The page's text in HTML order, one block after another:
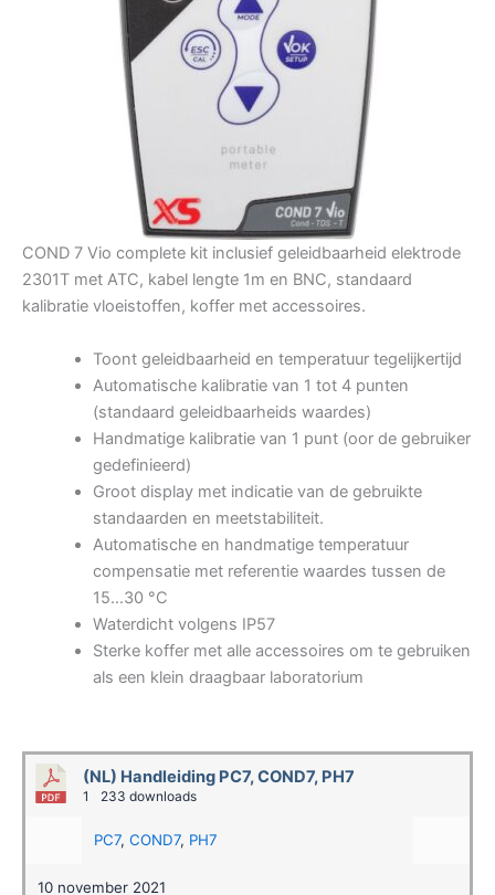
COND 7 Vio complete kit inclusief geleidbaarheid elektrode
2301T met ATC, kabel lengte 1m en BNC, standaard
kalibratie vloeistoffen, koffer met accessoires.
Toont geleidbaarheid en temperatuur tegelijkertijd
Automatische kalibratie van 1 tot 4 punten
(standaard geleidbaarheids waardes)
Handmatige kalibratie van 1 punt (oor de gebruiker
gedefinieerd)
Groot display met indicatie van de gebruikte
standaarden en meetstabiliteit.
Automatische en handmatige temperatuur
compensatie met referentie waardes tussen de
15…30 °C
Waterdicht volgens IP57
Sterke koffer met alle accessoires om te gebruiken
als een klein draagbaar laboratorium
(NL) Handleiding PC7, COND7, PH7
1 233 downloads
PC7, COND7, PH7
10 november 2021